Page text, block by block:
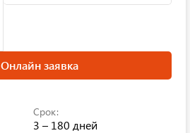
Онлайн заявка
Срок:
3 – 180 дней